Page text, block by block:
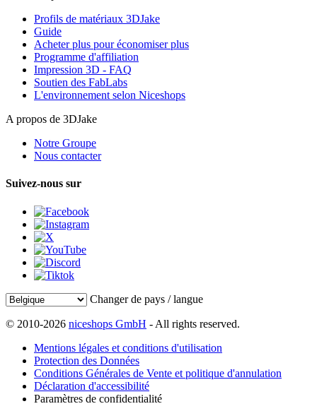
Profils de matériaux 3DJake
Guide
Acheter plus pour économiser plus
Programme d'affiliation
Impression 3D - FAQ
Soutien des FabLabs
L'environnement selon Niceshops
A propos de 3DJake
Notre Groupe
Nous contacter
Suivez-nous sur
Changer de pays / langue
© 2010-2026 niceshops GmbH - All rights reserved.
Mentions légales et conditions d'utilisation
Protection des Données
Conditions Générales de Vente et politique d'annulation
Déclaration d'accessibilité
Paramètres de confidentialité